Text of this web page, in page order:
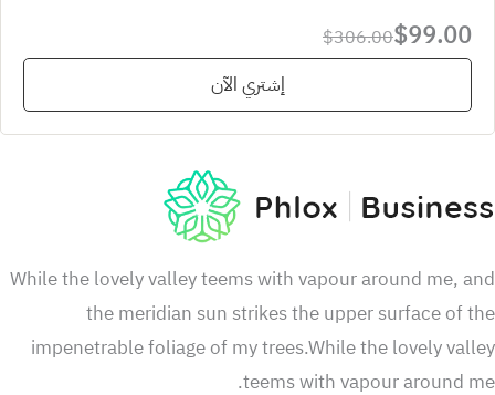
$306.00$99.00
إشتري الآن
While the lovely valley teems with vapour around me,
the meridian sun strikes the upper surface of
impenetrable foliage of my trees.While the lovely
teems with vapour around